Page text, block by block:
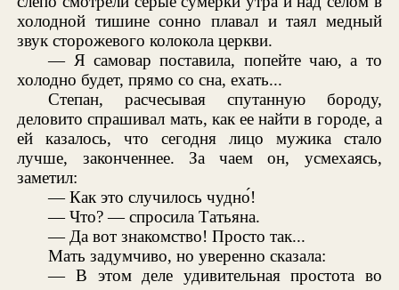
холодной тишине сонно плавал и таял медный
звук сторожевого колокола церкви.
— Я самовар поставила, попейте чаю, а то
холодно будет, прямо со сна, ехать...
Степан, расчесывая спутанную бороду,
деловито спрашивал мать, как ее найти в городе, а
ей казалось, что сегодня лицо мужика стало
лучше, законченнее. За чаем он, усмехаясь,
заметил:
— Как это случилось чудно́!
— Что? — спросила Татьяна.
— Да вот знакомство! Просто так...
Мать задумчиво, но уверенно сказала:
— В этом деле удивительная простота во